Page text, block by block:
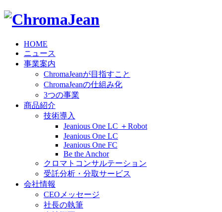
HOME
ニュース
事業案内
ChromaJeanが目指すこと
ChromaJeanの仕組み化
3つの事業
商品紹介
技術導入
Jeanious One LC ＋Robot
Jeanious One LC
Jeanious One FC
Be the Anchor
クロマトコンサルテーション
受託分析・分取サービス
会社情報
CEOメッセージ
社長の執筆